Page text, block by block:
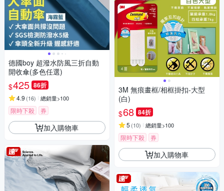
德國boy 超潑水防風三折自動
開收傘(多色任選)
$425 86折
4.9 (16) 總銷量>100
限時下殺 券
加入購物車
3M 無痕畫框/相框掛扣-大型
(白)
$68 84折
5 (10) 總銷量>100
限時下殺 券
加入購物車